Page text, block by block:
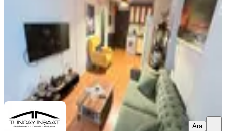
65 m²·2. Kat·06.06.2026
3.100.000 ₺
TUNCAY İNŞAAT & GAYRİMENKULmehrı jabbarı
Ara